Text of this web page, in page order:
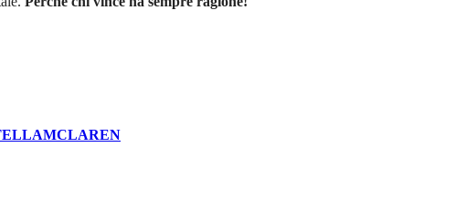
MCLAREN